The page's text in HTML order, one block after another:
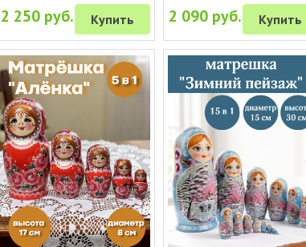
2 250 руб. Купить 2 090 руб. Купить